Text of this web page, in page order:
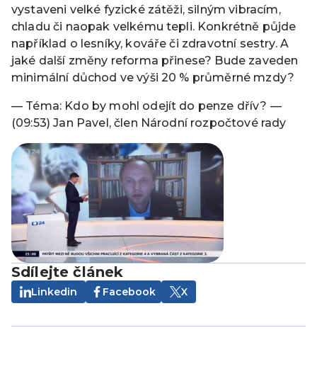
vystaveni velké fyzické zátěži, silným vibracím,
chladu či naopak velkému tepli. Konkrétně půjde
například o lesníky, kováře či zdravotní sestry. A
jaké další změny reforma přinese? Bude zaveden
minimální důchod ve výši 20 % průměrné mzdy?
— Téma: Kdo by mohl odejít do penze dřív? —
(09:53) Jan Pavel, člen Národní rozpočtové rady
Sdílejte článek
Linkedin Facebook X